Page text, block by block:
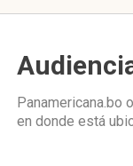
Panamericana.bo
en donde está